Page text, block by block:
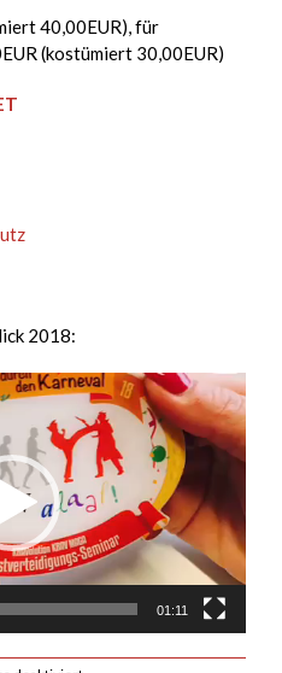
40,00EUR), für
(kostümiert 30,00EUR)
2018:
01:11